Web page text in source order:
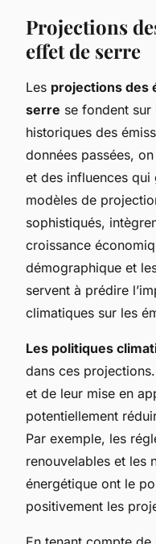
Projections
effet de serre
Les projections des
serre se fondent sur
historiques des
données passées,
et des influences qui
modèles de
sophistiqués,
croissance
démographique et
servent à prédire
climatiques sur les
Les politiques
dans ces
et de leur mise en
potentiellement
Par exemple, les
renouvelables et les
énergétique ont le
positivement les